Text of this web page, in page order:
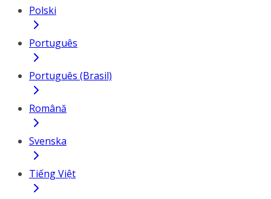
Polski
Português
Português (Brasil)
Română
Svenska
Tiếng Việt